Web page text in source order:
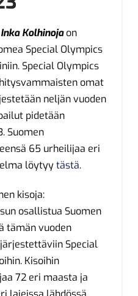
Inka Kolhinojaon
Special Olympics
Special Olympics
omat
neljän vuoden
pidetään
Suomen
65 urheilijaa eri
löytyytästä.
kisoja:
osallistua Suomen
tämän vuoden
Special
Kisoihin
72 eri maasta ja